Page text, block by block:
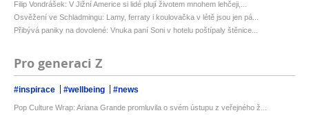
Filip Vondrášek: V Jižní Americe si lidé plují životem mnohem lehčeji,...
Osvěžení ve Schladmingu: Lamy, ferraty i koulovačka v létě jsou jen pá...
Přibývá paniky na dovolené: Vnuka paní Soni v hotelu poštípaly štěnice...
Pro generaci Z
#inspirace #wellbeing #news
Pop Culture Wrap: Ariana Grande promluvila o svém ústupu z veřejného ž...